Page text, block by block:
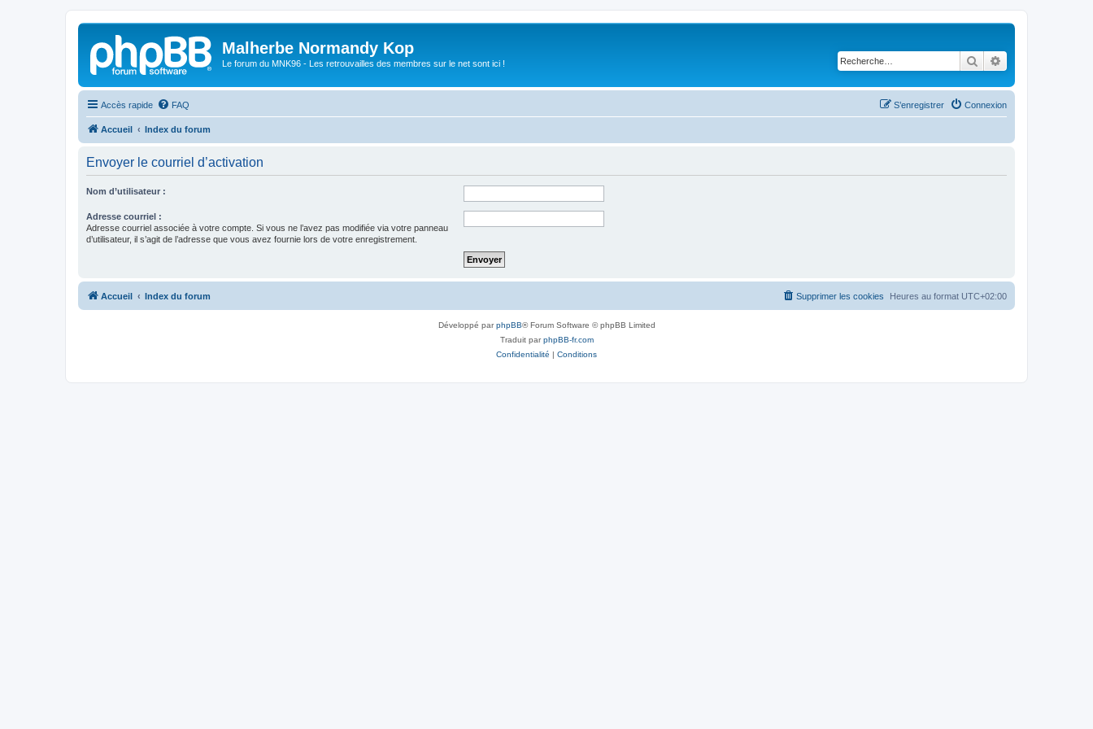
Malherbe Normandy Kop
Le forum du MNK96 - Les retrouvailles des membres sur le net sont ici ! Rechercher
Accès rapide FAQ Connexion
S’enregistrer
Accueil Index du forum
Envoyer le courriel d’activation
Nom d’utilisateur :
Adresse courriel :
Adresse courriel associée à votre compte. Si vous ne l’avez pas modifiée via votre panneau
d’utilisateur, il s’agit de l’adresse que vous avez fournie lors de votre enregistrement.
Accueil Index du forum Heures au format UTC+02:00
Supprimer les cookies
Développé parphpBB® Forum Software © phpBB Limited
Traduit parphpBB-fr.com
Confidentialité | Conditions